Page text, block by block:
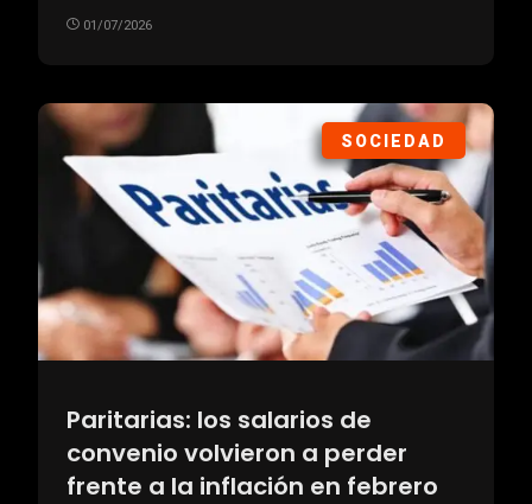
01/07/2026
SOCIEDAD
Paritarias: los salarios de
convenio volvieron a perder
frente a la inflación en febrero